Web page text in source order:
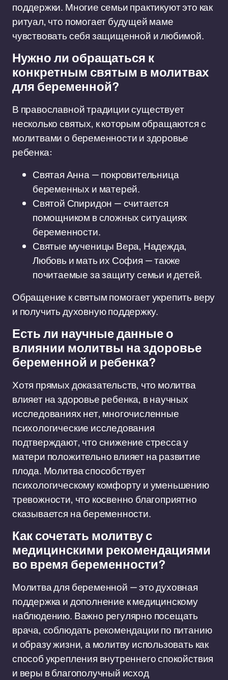
поддержки. Многие семьи практикуют это как
ритуал, что помогает будущей маме
чувствовать себя защищенной и любимой.
Нужно ли обращаться к
конкретным святым в молитвах
для беременной?
В православной традиции существует
несколько святых, к которым обращаются с
молитвами о беременности и здоровье
ребенка:
Святая Анна — покровительница
беременных и матерей.
Святой Спиридон — считается
помощником в сложных ситуациях
беременности.
Святые мученицы Вера, Надежда,
Любовь и мать их София — также
почитаемые за защиту семьи и детей.
Обращение к святым помогает укрепить веру
и получить духовную поддержку.
Есть ли научные данные о
влиянии молитвы на здоровье
беременной и ребенка?
Хотя прямых доказательств, что молитва
влияет на здоровье ребенка, в научных
исследованиях нет, многочисленные
психологические исследования
подтверждают, что снижение стресса у
матери положительно влияет на развитие
плода. Молитва способствует
психологическому комфорту и уменьшению
тревожности, что косвенно благоприятно
сказывается на беременности.
Как сочетать молитву с
медицинскими рекомендациями
во время беременности?
Молитва для беременной — это духовная
поддержка и дополнение к медицинскому
наблюдению. Важно регулярно посещать
врача, соблюдать рекомендации по питанию
и образу жизни, а молитву использовать как
способ укрепления внутреннего спокойствия
и веры в благополучный исход